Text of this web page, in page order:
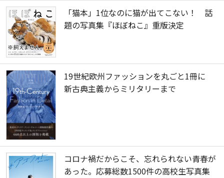
「猫本」1位なのに猫が出てこない！ 話
題の写真集『ほぼねこ』重版決定
19世紀欧州ファッションを丸ごと1冊に
新古典主義からミリタリーまで
コロナ禍だからこそ、忘れられない青春が
あった。応募総数1500件の高校生写真集